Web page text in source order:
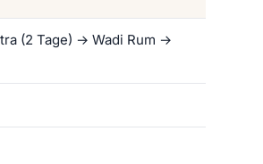
(2 Tage) → Wadi Rum →